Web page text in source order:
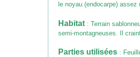
le noyau (endocarpe)
Habitat : Terrain
semi-montagneuses. Il
Parties utilisées :